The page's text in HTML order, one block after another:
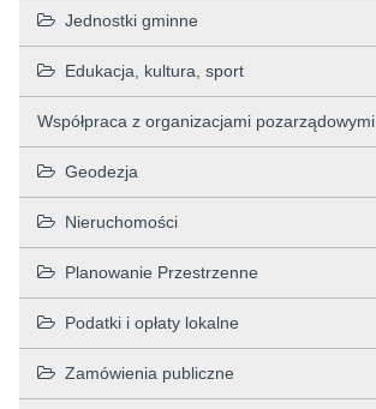
Jednostki gminne
Edukacja, kultura, sport
Współpraca z organizacjami pozarządowymi
Geodezja
Nieruchomości
Planowanie Przestrzenne
Podatki i opłaty lokalne
Zamówienia publiczne